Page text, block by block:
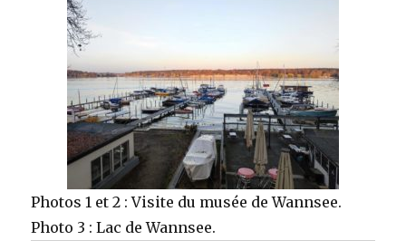
Photos 1 et 2 : Visite du musée de Wannsee.
Photo 3 : Lac de Wannsee.